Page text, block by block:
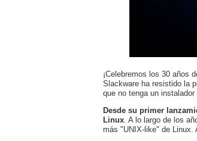
¡Celebremos los 30 años
Slackware ha resistido la
que no tenga un
Desde su primer
Linux . A lo largo de los
más "UNIX-like" de Linux.